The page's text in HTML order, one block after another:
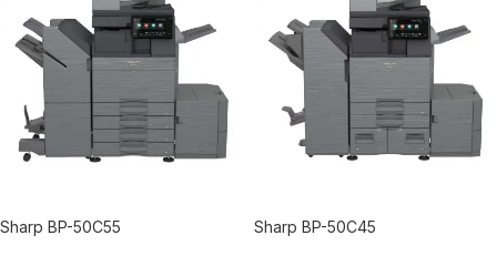
Sharp BP-50C55 Sharp BP-50C45